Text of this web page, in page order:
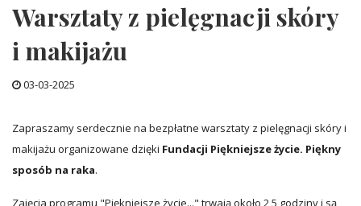
Warsztaty z pielęgnacji skóry
i makijażu
03-03-2025
Zapraszamy serdecznie na bezpłatne warsztaty z pielęgnacji skóry i
makijażu organizowane dzięki Fundacji Piękniejsze życie. Piękny
sposób na raka.
Zajęcia programu "Piękniejsze życie..." trwają około 2,5 godziny i są